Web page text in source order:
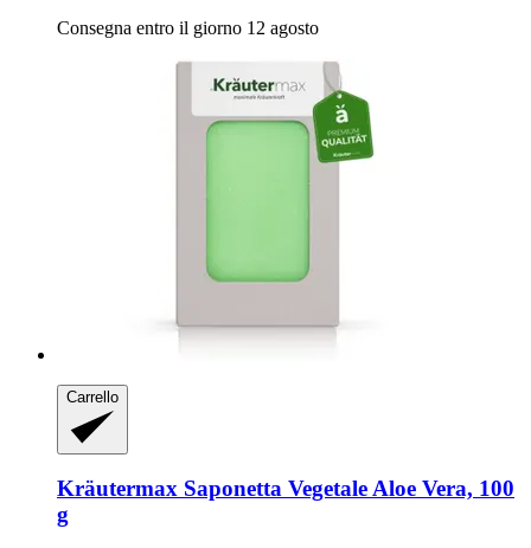
Consegna entro il giorno 12 agosto
Carrello
Kräutermax Saponetta Vegetale Aloe Vera, 100
g